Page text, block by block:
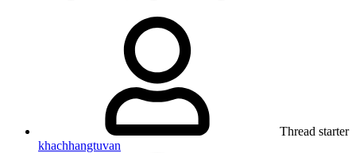
Thread starter
khachhangtuvan